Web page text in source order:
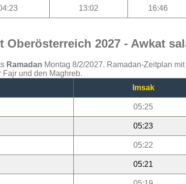
13:02 16:46
Oberösterreich 2027 - Awkat
Ramadan Montag 8/2/2027. Ramadan-Zeitplan
und den Maghreb.
Imsak
05:25
05:23
05:22
05:21